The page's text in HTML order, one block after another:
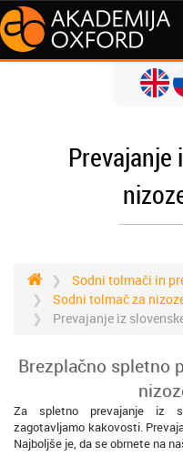
Prevajanje
Sodni tolmači in
Sodni tolmač za
Prevajanje iz
Brezplačno spletno
Za spletno prevajanje iz
zagotavljamo kakovosti.
Najboljše je, da se obrnete na